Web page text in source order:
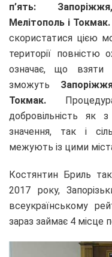
п’ять:
Мелітополь і Токмак.
скористатися цією
території повністю
означає, що взяти
зможуть
Токмак.
добровільність як
значення, так і
межують із цими
Костянтин Бриль
2017 року,
всеукраїнському
зараз займає 4 місце